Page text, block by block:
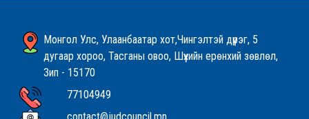
Монгол Улс, Улаанбаатар хот,Чингэлтэй дүүрэг, 5
дугаар хороо, Тасганы овоо, Шүүхийн ерөнхий зөвлөл,
Зип - 15170
77104949